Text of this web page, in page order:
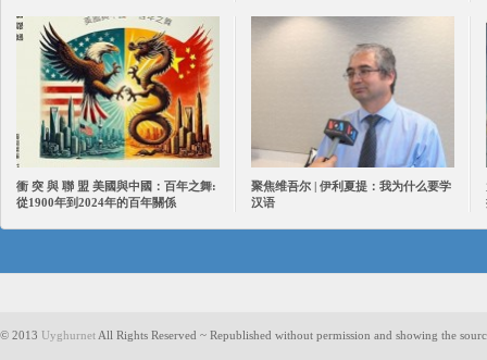
衝 突 與 聯 盟 美國與中國：百年之舞:
從1900年到2024年的百年關係
聚焦维吾尔 | 伊利夏提：我为什么要学
汉语
© 2013 Uyghurnet All Rights Reserved ~ Republished without permission and showing the